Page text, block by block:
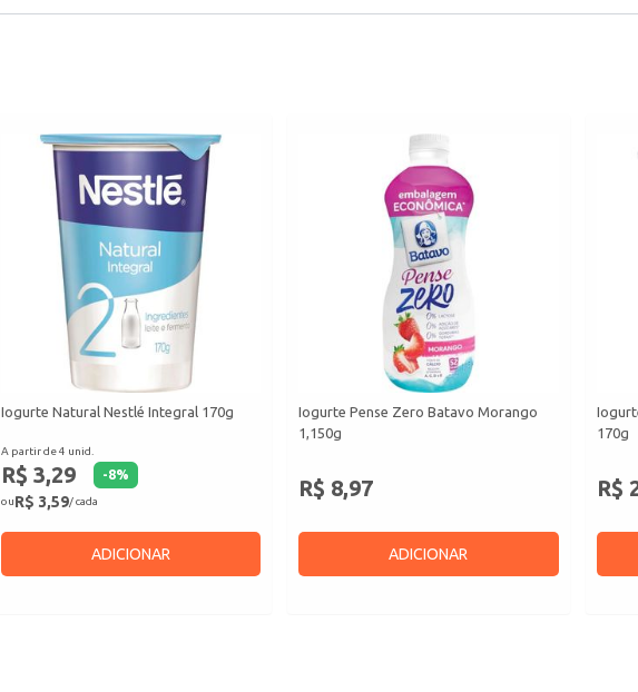
Iogurte Natural Nestlé Integral 170g
A partir de 4 unid.
R$ 3,29 -8%
ouR$ 3,59/ cada
ADICIONAR
Iogurte Pense Zero Batavo Morango
1,150g
R$ 8,97
ADICIONAR
170g
R$